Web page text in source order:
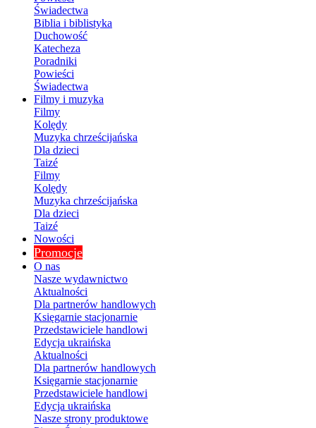
Świadectwa
Biblia i biblistyka
Duchowość
Katecheza
Poradniki
Powieści
Świadectwa
Filmy i muzyka
Filmy
Kolędy
Muzyka chrześcijańska
Dla dzieci
Taizé
Filmy
Kolędy
Muzyka chrześcijańska
Dla dzieci
Taizé
Nowości
Promocje
O nas
Nasze wydawnictwo
Aktualności
Dla partnerów handlowych
Księgarnie stacjonarnie
Przedstawiciele handlowi
Edycja ukraińska
Aktualności
Dla partnerów handlowych
Księgarnie stacjonarnie
Przedstawiciele handlowi
Edycja ukraińska
Nasze strony produktowe